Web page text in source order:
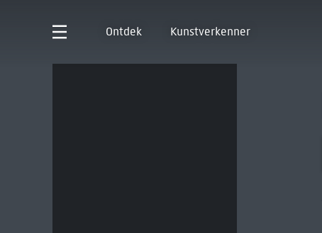
Ontdek Kunstverkenner